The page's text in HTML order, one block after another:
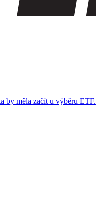
by měla začít u výběru ETF.